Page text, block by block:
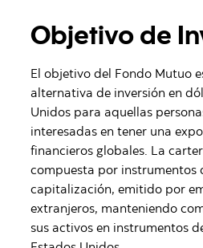
Objetivo de
El objetivo del Fondo Mutuo
alternativa de inversión en
Unidos para aquellas
interesadas en tener una
financieros globales. La
compuesta por instrumentos
capitalización, emitido por
extranjeros, manteniendo
sus activos en instrumentos